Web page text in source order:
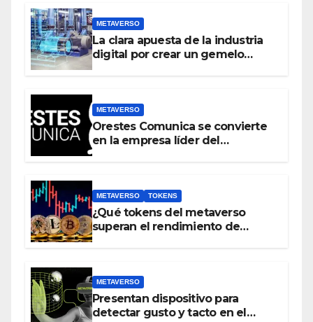
METAVERSO
La clara apuesta de la industria
digital por crear un gemelo
METAVERSO
Orestes Comunica se convierte
en la empresa líder del
METAVERSO TOKENS
¿Qué tokens del metaverso
superan el rendimiento de
METAVERSO
Presentan dispositivo para
detectar gusto y tacto en el